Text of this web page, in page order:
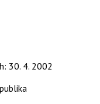
30. 4. 2002